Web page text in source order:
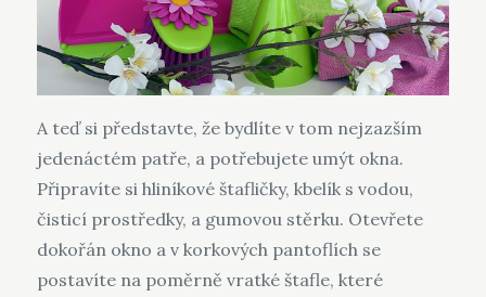
A teď si představte, že bydlíte v tom nejzazším
jedenáctém patře, a potřebujete umýt okna.
Připravíte si hliníkové štafličky, kbelík s vodou,
čisticí prostředky, a gumovou stěrku. Otevřete
dokořán okno a v korkových pantoflích se
postavíte na poměrně vratké štafle, které